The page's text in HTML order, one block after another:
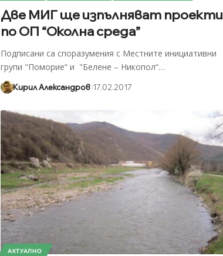
Две МИГ ще изпълняват проекти
по ОП “Околна среда”
Подписани са споразумения с Местните инициативни
групи "Поморие“ и "Белене – Никопол“…
Кирил Александров 17.02.2017
АКТУАЛНО